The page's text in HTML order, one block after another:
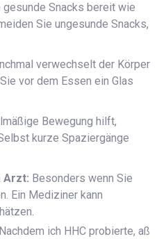
gesunde Snacks bereit wie
Sie ungesunde Snacks,
verwechselt der Körper
vor dem Essen ein Glas
Bewegung hilft,
kurze Spaziergänge
Arzt: Besonders wenn Sie
Ein Mediziner kann
ich HHC probierte, aß